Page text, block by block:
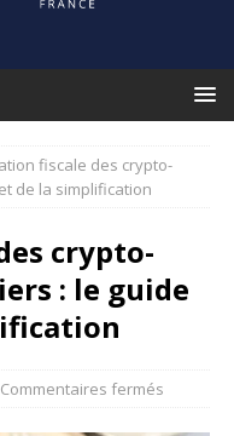
fiscale des crypto-
de la simplification
crypto-
: le guide
Commentaires fermés